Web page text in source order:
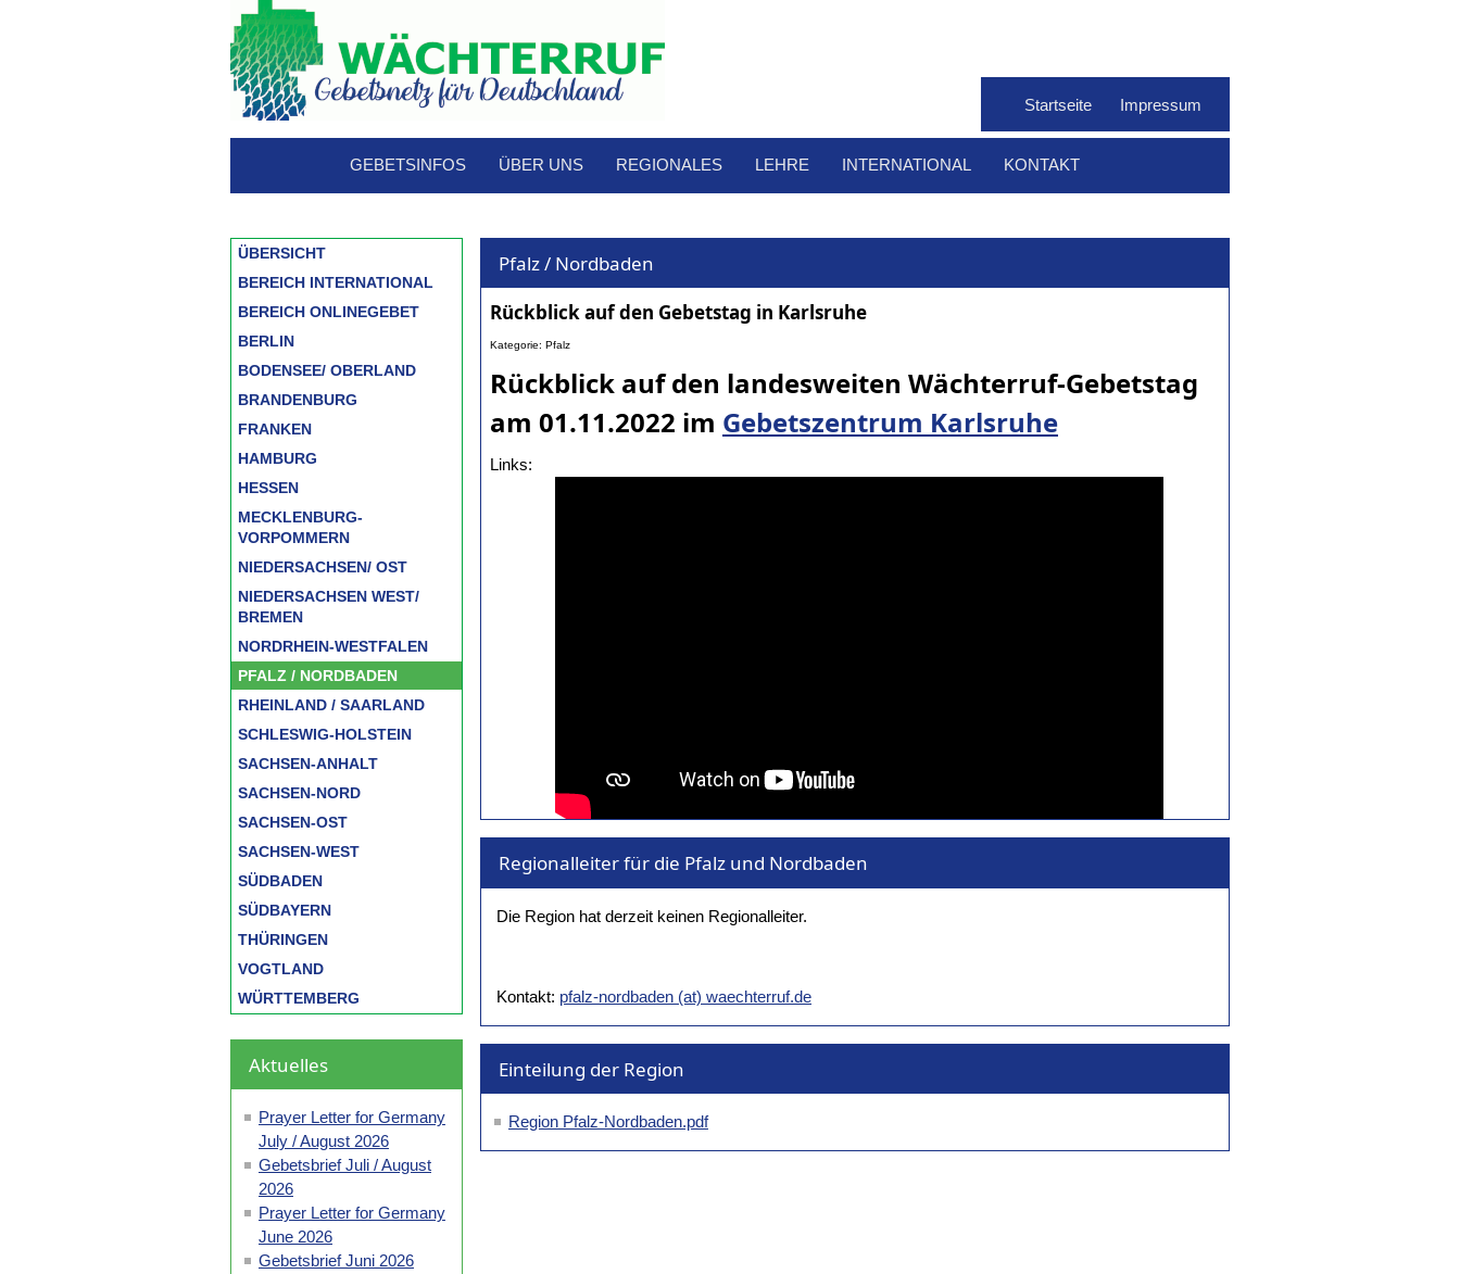
Startseite Impressum
GEBETSINFOS ÜBER UNS REGIONALES LEHRE INTERNATIONAL KONTAKT
ÜBERSICHT
BEREICH INTERNATIONAL
BEREICH ONLINEGEBET
BERLIN
BODENSEE/ OBERLAND
BRANDENBURG
FRANKEN
HAMBURG
HESSEN
MECKLENBURG-
VORPOMMERN
NIEDERSACHSEN/ OST
NIEDERSACHSEN WEST/
BREMEN
NORDRHEIN-WESTFALEN
PFALZ / NORDBADEN
RHEINLAND / SAARLAND
SCHLESWIG-HOLSTEIN
SACHSEN-ANHALT
SACHSEN-NORD
SACHSEN-OST
SACHSEN-WEST
SÜDBADEN
SÜDBAYERN
THÜRINGEN
VOGTLAND
WÜRTTEMBERG
Aktuelles
Prayer Letter for Germany
July / August 2026
Gebetsbrief Juli / August
2026
Prayer Letter for Germany
June 2026
Gebetsbrief Juni 2026
Pfalz / Nordbaden
Rückblick auf den Gebetstag in Karlsruhe
Kategorie: Pfalz
Rückblick auf den landesweiten Wächterruf-Gebetstag
am 01.11.2022 im Gebetszentrum Karlsruhe
Links:
Regionalleiter für die Pfalz und Nordbaden
Die Region hat derzeit keinen Regionalleiter.
Kontakt: pfalz-nordbaden (at) waechterruf.de
Einteilung der Region
Region Pfalz-Nordbaden.pdf